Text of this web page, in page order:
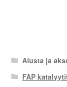
Alusta ja
FAP